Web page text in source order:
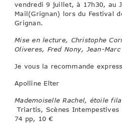
vendredi 9 juillet, à 17h30, au
Mail(Grignan) lors du Festival
Grignan.
Mise en lecture, Christophe
Oliveres, Fred Nony, Jean-
Je vous la recommande
Apolline Elter
Mademoiselle Rachel, étoile
Triartis, Scènes
74 pp, 10 €